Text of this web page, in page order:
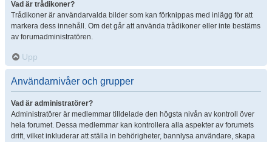
Vad är trådikoner?
Trådikoner är användarvalda bilder som kan förknippas med inlägg för att
markera dess innehåll. Om det går att använda trådikoner eller inte bestäms
av forumadministratören.
Upp
Användarnivåer och grupper
Vad är administratörer?
Administratörer är medlemmar tilldelade den högsta nivån av kontroll över
hela forumet. Dessa medlemmar kan kontrollera alla aspekter av forumets
drift, vilket inkluderar att ställa in behörigheter, bannlysa användare, skapa